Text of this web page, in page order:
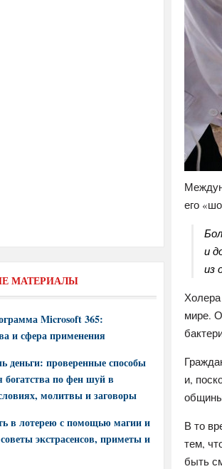
его
и
из
мире.
и,
В то
тем,
быть
МАТЕРИАЛЫ
Microsoft 365:
и сфера применения
деньги: проверенные способы
богатства по фен шуй в
молитвы и заговоры
в лотерею с помощью магии и
экстрасенсов, приметы и